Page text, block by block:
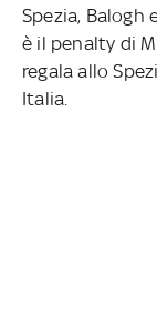
Spezia, Balogh
è il penalty di
regala allo
Italia.